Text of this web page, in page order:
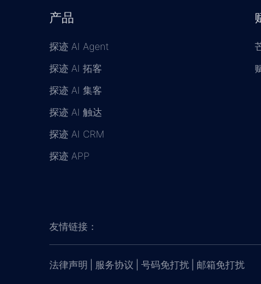
产品
探迹 AI Agent
探迹 AI 拓客
探迹 AI 集客
探迹 AI 触达
探迹 AI CRM
探迹 APP
友情链接：
法律声明 服务协议 号码免打扰 邮箱免打扰